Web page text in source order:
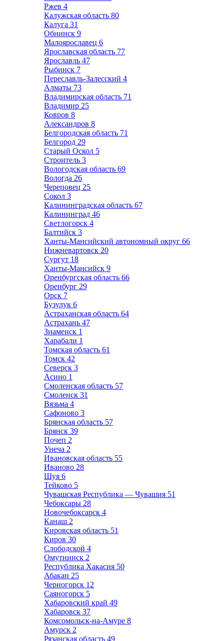
Ржев 4
Калужская область 80
Калуга 31
Обнинск 9
Малоярославец 6
Ярославская область 77
Ярославль 47
Рыбинск 7
Переславль-Залесский 4
Алматы 73
Владимирская область 71
Владимир 25
Ковров 8
Александров 8
Белгородская область 71
Белгород 29
Старый Оскол 5
Строитель 3
Вологодская область 69
Вологда 26
Череповец 25
Сокол 3
Калининградская область 67
Калининград 46
Светлогорск 4
Балтийск 3
Ханты-Мансийский автономный округ 66
Нижневартовск 20
Сургут 18
Ханты-Мансийск 9
Оренбургская область 66
Оренбург 29
Орск 7
Бузулук 6
Астраханская область 64
Астрахань 47
Знаменск 1
Харабали 1
Томская область 61
Томск 42
Северск 3
Асино 1
Смоленская область 57
Смоленск 31
Вязьма 4
Сафоново 3
Брянская область 57
Брянск 39
Почеп 2
Унеча 2
Ивановская область 55
Иваново 28
Шуя 6
Тейково 5
Чувашская Республика — Чувашия 51
Чебоксары 28
Новочебоксарск 4
Канаш 2
Кировская область 51
Киров 30
Слободской 4
Омутнинск 2
Республика Хакасия 50
Абакан 25
Черногорск 12
Саяногорск 5
Хабаровский край 49
Хабаровск 37
Комсомольск-на-Амуре 8
Амурск 2
Рязанская область 49